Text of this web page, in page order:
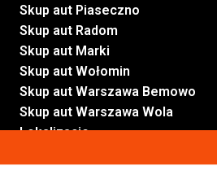
Skup aut Piaseczno
Skup aut Radom
Skup aut Marki
Skup aut Wołomin
Skup aut Warszawa Bemowo
Skup aut Warszawa Wola
Lokalizacje
Komis samochodowy Kielce